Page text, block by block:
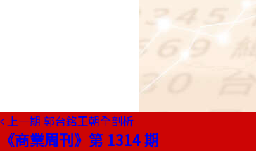
上一期 郭台銘王朝全剖析
《商業周刊》第 1314 期